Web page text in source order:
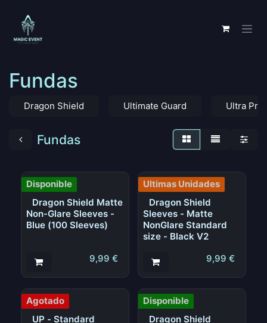
Fundas
Dragon Shield Ultimate Guard Ultra Pro
Fundas
Disponible
Dragon Shield Matte
Non-Glare Sleeves -
Blue (100 Sleeves)
9,99 €
Ultimas Unidades
Dragon Shield
Sleeves - Matte
NonGlare Standard
size - Black V2
9,99 €
Agotado
UP - Standard
Disponible
Dragon Shield